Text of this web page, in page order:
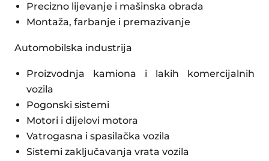
Precizno lijevanje i mašinska obrada
Montaža, farbanje i premazivanje
Automobilska industrija
Proizvodnja kamiona i lakih komercijalnih
vozila
Pogonski sistemi
Motori i dijelovi motora
Vatrogasna i spasilačka vozila
Sistemi zaključavanja vrata vozila